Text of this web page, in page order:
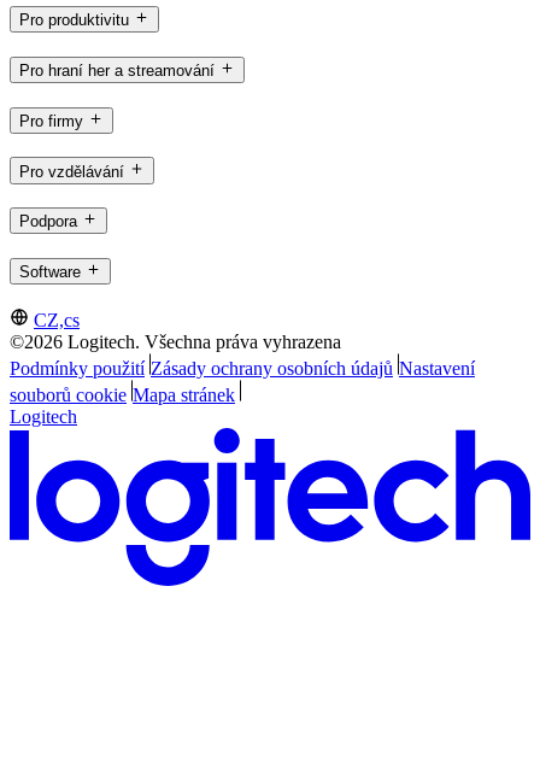
Pro produktivitu
Pro hraní her a streamování
Pro firmy
Pro vzdělávání
Podpora
Software
CZ,cs
©2026 Logitech. Všechna práva vyhrazena
Podmínky použití Zásady ochrany osobních údajů Nastavení
souborů cookie Mapa stránek
Logitech